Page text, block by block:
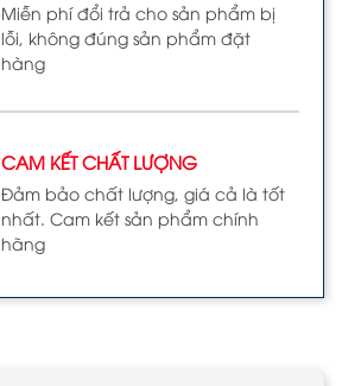
Miễn phí đổi trả cho sản phẩm bị
lỗi, không đúng sản phẩm đặt
hàng
CAM KẾT CHẤT LƯỢNG
Đảm bảo chất lượng, giá cả là tốt
nhất. Cam kết sản phẩm chính
hãng